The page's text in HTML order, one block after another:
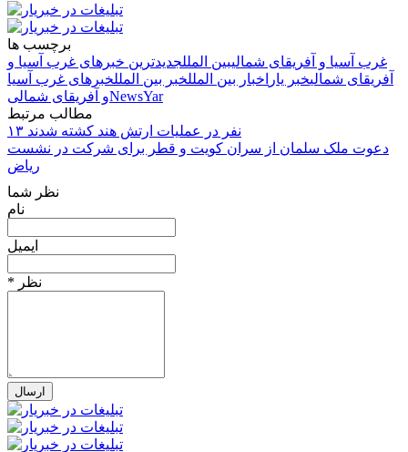
برچسب ها
غرب آسیا و آفریقای شمالیبین المللجدیدترین خبرهای غرب آسیا و
آفریقای شمالیخبر یار اخبار بین المللخبر بین المللخبرهای غرب آسیا
و آفریقای شمالیNewsYar
مطالب مرتبط
۱۳ نفر در عملیات ارتش هند کشته شدند
دعوت ملک سلمان از سران کویت و قطر برای شرکت در نشست
ریاض
نظر شما
نام
ایمیل
* نظر